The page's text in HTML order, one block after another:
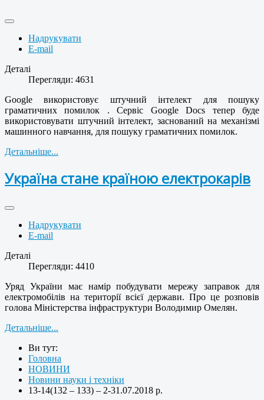
Надрукувати
E-mail
Деталі
Перегляди: 4631
Google використовує штучний інтелект для пошуку
граматичних помилок . Сервіс Google Docs тепер буде
використовувати штучний інтелект, заснований на механізмі
машинного навчання, для пошуку граматичних помилок.
Детальніше...
Україна стане країною електрокарів
Надрукувати
E-mail
Деталі
Перегляди: 4410
Уряд України має намір побудувати мережу заправок для
електромобілів на території всієї держави. Про це розповів
голова Міністерства інфраструктури Володимир Омелян.
Детальніше...
Ви тут:
Головна
НОВИНИ
Новини науки і техніки
13-14(132 – 133) – 2-31.07.2018 р.